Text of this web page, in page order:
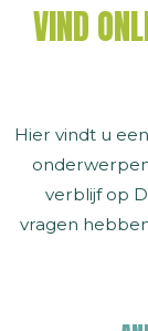
VIND
Hier vindt u
verblijf op
vragen